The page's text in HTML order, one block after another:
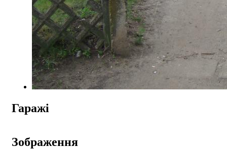
Гаражі
Зображення